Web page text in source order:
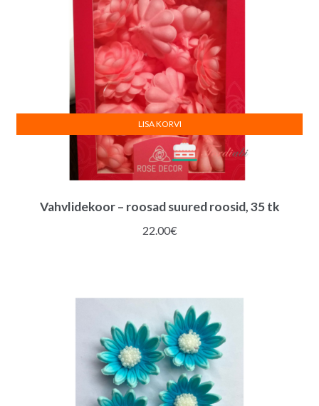
Vahvlidekoor – roosad suured roosid, 35 tk
22.00€
LISA KORVI